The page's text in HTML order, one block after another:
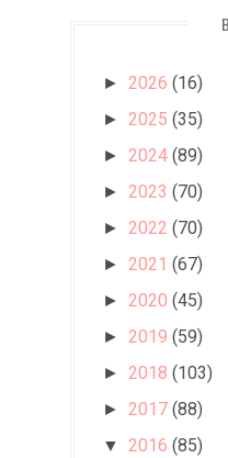
► 2026 (16)
► 2025 (35)
► 2024 (89)
► 2023 (70)
► 2022 (70)
► 2021 (67)
► 2020 (45)
► 2019 (59)
► 2018 (103)
► 2017 (88)
▼ 2016 (85)